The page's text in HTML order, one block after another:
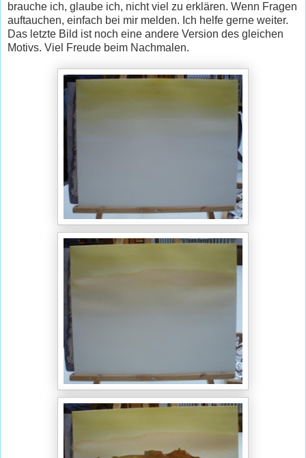
brauche ich, glaube ich, nicht viel zu erklären. Wenn Fragen
auftauchen, einfach bei mir melden. Ich helfe gerne weiter.
Das letzte Bild ist noch eine andere Version des gleichen
Motivs. Viel Freude beim Nachmalen.